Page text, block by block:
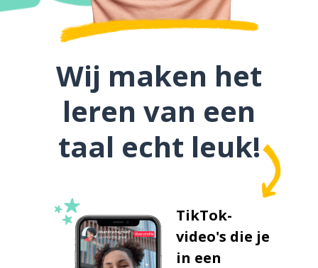
Wij maken het
leren van een
taal echt leuk!
TikTok-
video's die je
in een